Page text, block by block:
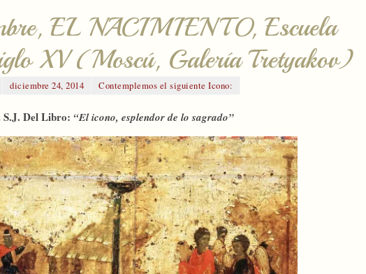
EL NACIMIENTO, Escuela
XV (Moscú, Galería Tretyakov)
diciembre 24, 2014 Contemplemos el siguiente Icono:
S.J. Del Libro: “El icono, esplendor de lo sagrado”